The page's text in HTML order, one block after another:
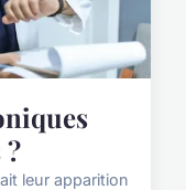
leur apparition